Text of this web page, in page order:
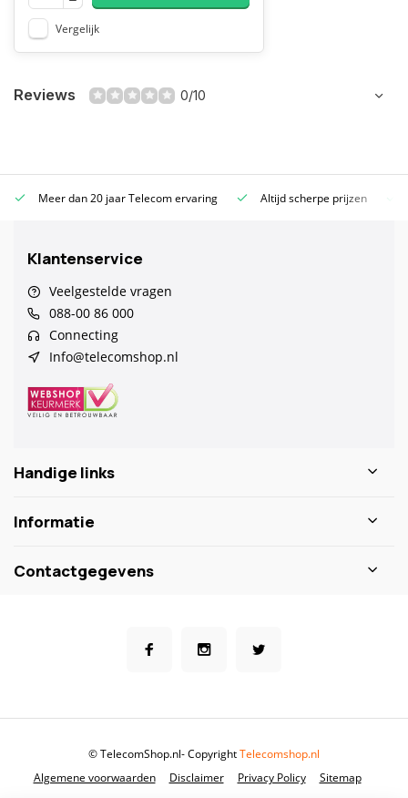
Vergelijk
Reviews 0/10
Meer dan 20 jaar Telecom ervaring Altijd scherpe prijzen
Klantenservice
Veelgestelde vragen
088-00 86 000
Connecting
Info@telecomshop.nl
Handige links
Informatie
Contactgegevens
Algemene voorwaarden Disclaimer Privacy Policy Sitemap
© TelecomShop.nl- CopyrightTelecomshop.nl